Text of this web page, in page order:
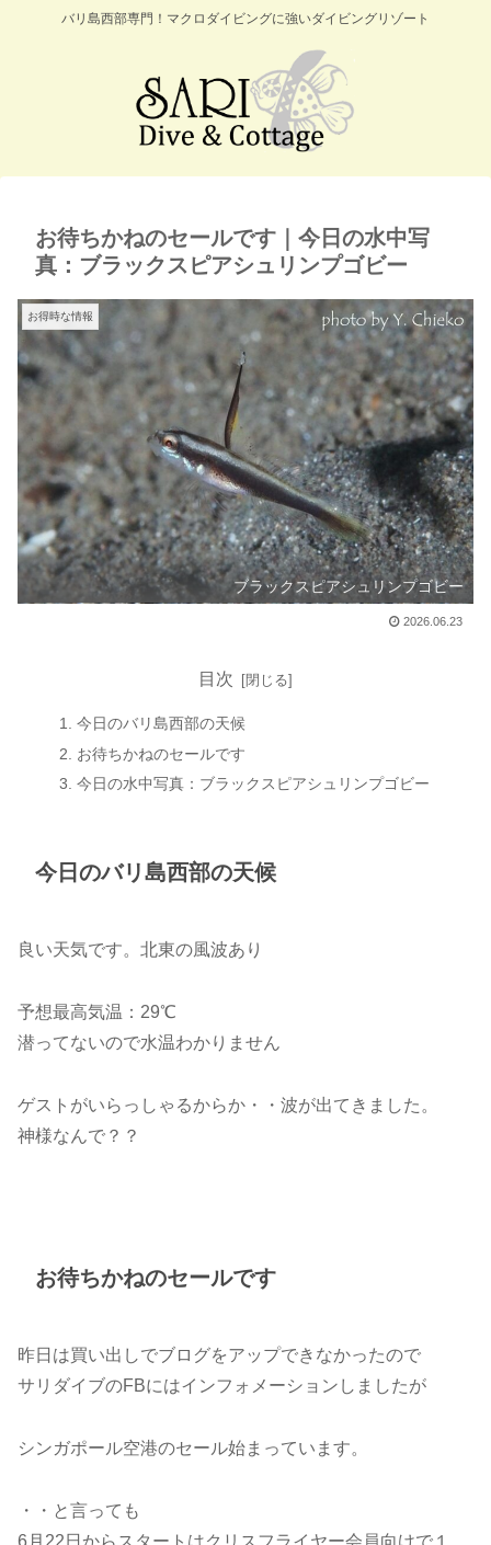
バリ島西部専門！マクロダイビングに強いダイビングリゾート
お待ちかねのセールです｜今日の水中写
真：ブラックスピアシュリンプゴビー
お得時な情報
ブラックスピアシュリンプゴビー
2026.06.23
目次
今日のバリ島西部の天候
お待ちかねのセールです
今日の水中写真：ブラックスピアシュリンプゴビー
今日のバリ島西部の天候
良い天気です。北東の風波あり
予想最高気温：29℃
潜ってないので水温わかりません
ゲストがいらっしゃるからか・・波が出てきました。
神様なんで？？
お待ちかねのセールです
昨日は買い出しでブログをアップできなかったので
サリダイブのFBにはインフォメーションしましたが
シンガポール空港のセール始まっています。
・・と言っても
6月22日からスタートはクリスフライヤー会員向けで１